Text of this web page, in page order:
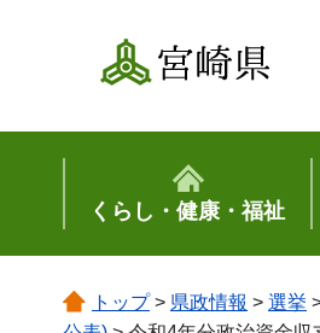
宮崎県
くらし・健康・福祉
トップ> 県政情報 > 選挙